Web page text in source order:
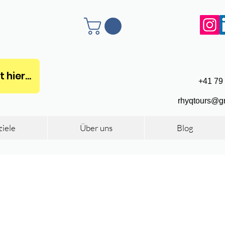
hier... +41 79
Über uns Blog